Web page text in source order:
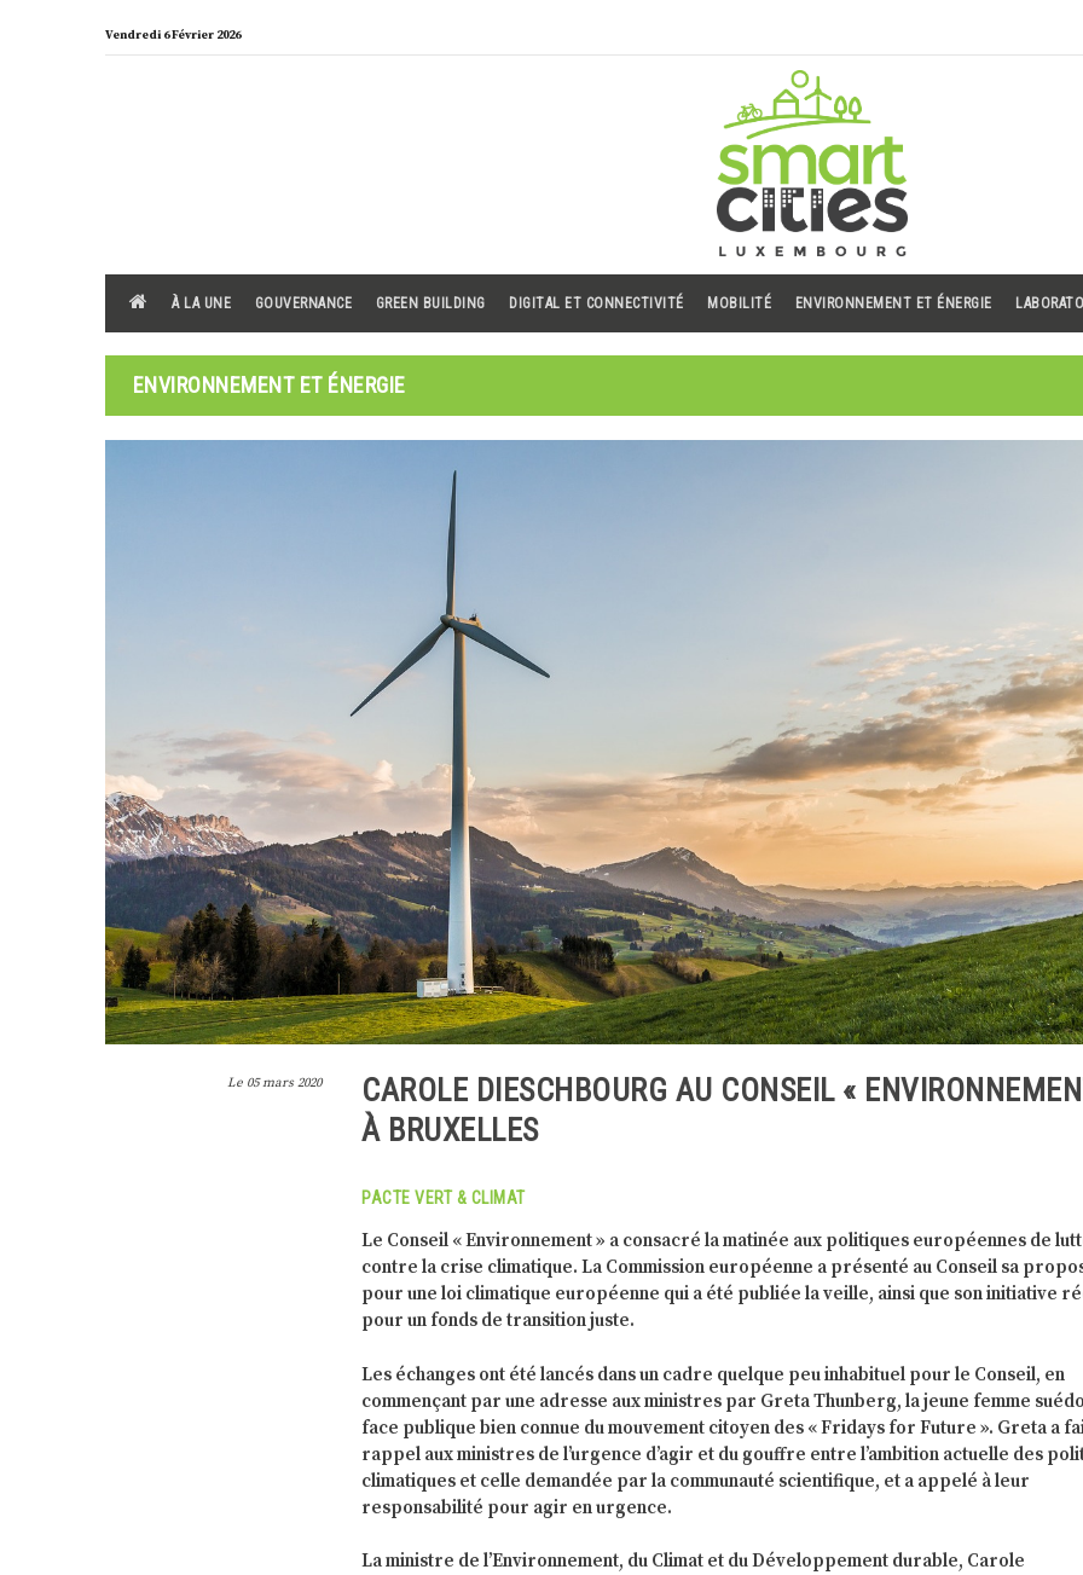
Vendredi 6 Février 2026
À LA UNE GOUVERNANCE GREEN BUILDING DIGITAL ET CONNECTIVITÉ MOBILITÉ ENVIRONNEMENT ET ÉNERGIE
ENVIRONNEMENT ET ÉNERGIE
Le 05 mars 2020
CAROLE DIESCHBOURG AU CONSEIL «
À BRUXELLES
PACTE VERT & CLIMAT
Le Conseil « Environnement » a consacré la matinée aux politiques européennes de
contre la crise climatique. La Commission européenne a présenté au Conseil sa
pour une loi climatique européenne qui a été publiée la veille, ainsi que son initiative
pour un fonds de transition juste.
Les échanges ont été lancés dans un cadre quelque peu inhabituel pour le Conseil, en
commençant par une adresse aux ministres par Greta Thunberg, la jeune femme
face publique bien connue du mouvement citoyen des « Fridays for Future ». Greta a
rappel aux ministres de l’urgence d’agir et du gouffre entre l’ambition actuelle des
climatiques et celle demandée par la communauté scientifique, et a appelé à leur
responsabilité pour agir en urgence.
La ministre de l’Environnement, du Climat et du Développement durable, Carole